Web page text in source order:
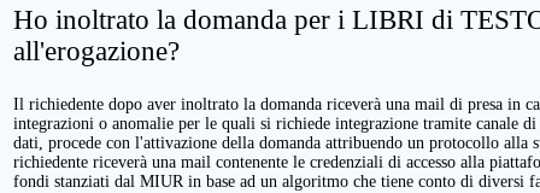
Ho inoltrato la domanda per i LIBRI di
all'erogazione?
Il richiedente dopo aver inoltrato la domanda riceverà una mail di presa in
integrazioni o anomalie per le quali si richiede integrazione tramite canale
dati, procede con l'attivazione della domanda attribuendo un protocollo alla
richiedente riceverà una mail contenente le credenziali di accesso alla
fondi stanziati dal MIUR in base ad un algoritmo che tiene conto di diversi